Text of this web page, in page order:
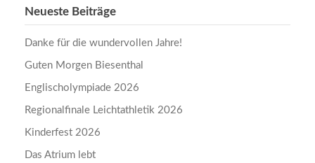
Neueste Beiträge
Danke für die wundervollen Jahre!
Guten Morgen Biesenthal
Englischolympiade 2026
Regionalfinale Leichtathletik 2026
Kinderfest 2026
Das Atrium lebt